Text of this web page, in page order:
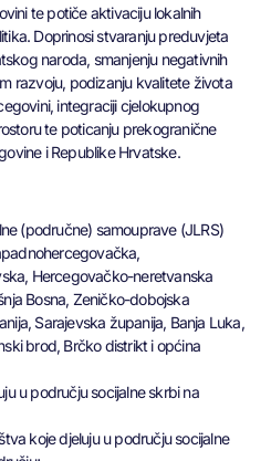
te potiče aktivaciju lokalnih
Doprinosi stvaranju preduvjeta
naroda, smanjenju negativnih
razvoju, podizanju kvalitete života
integraciji cjelokupnog
te poticanju prekogranične
i Republike Hrvatske.
(područne) samouprave (JLRS)
Hercegovačko-neretvanska
Bosna, Zeničko-dobojska
Sarajevska županija, Banja Luka,
brod, Brčko distrikt i općina
u području socijalne skrbi na
koje djeluju u području socijalne